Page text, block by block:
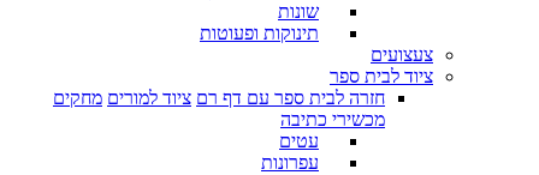
שונות
תינוקות ופעוטות
צעצועים
ציוד לבית ספר
חזרה לבית ספר עם דף רם ציוד למורים מחקים
מכשירי כתיבה
עטים
עפרונות